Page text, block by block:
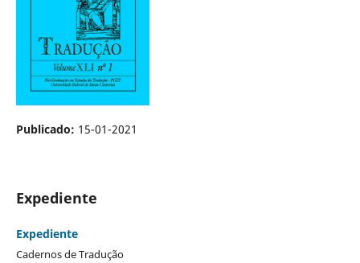
Publicado: 15-01-2021
Expediente
Expediente
Cadernos de Tradução